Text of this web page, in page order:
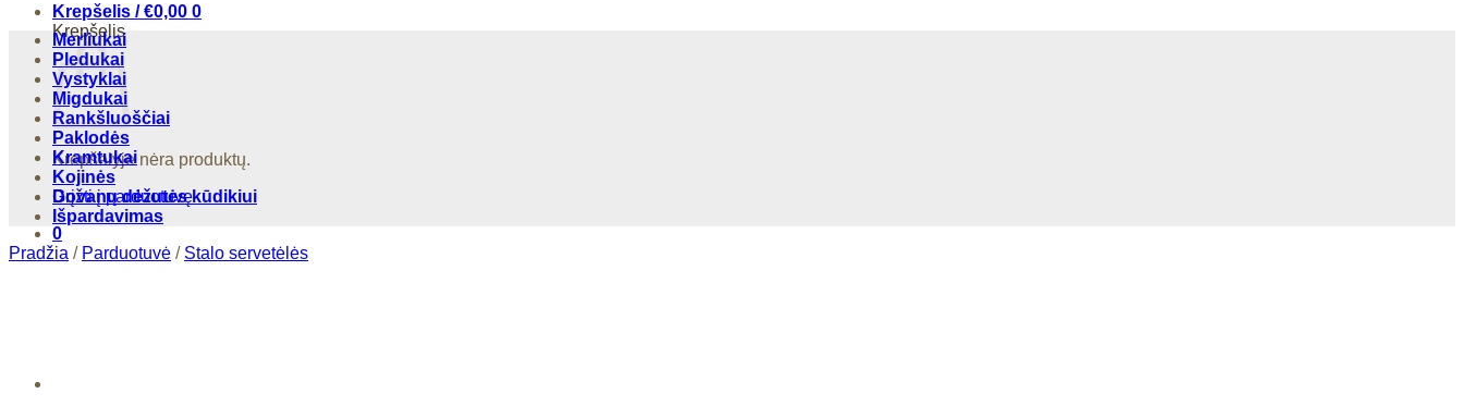
Krepšelis /€0,00 0
Krepšelis
Krepšelyje nėra produktų.
Grįžti į parduotuvę
0
Merliukai
Pledukai
Vystyklai
Migdukai
Rankšluoščiai
Paklodės
Kramtukai
Kojinės
Dovanų dėžutės kūdikiui
Išpardavimas
Pradžia / Parduotuvė / Stalo servetėlės